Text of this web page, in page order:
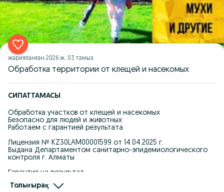
жарияланған 2026 ж. 03 тамыз
Обработка территории от клещей и насекомых
СИПАТТАМАСЫ
Обработка участков от клещей и насекомых
Безопасно для людей и животных
Работаем с гарантией результата
Лицензия № KZ30LAM00001599 от 14.04.2025 г.
Выдана Департаментом санитарно-эпидемиологического
контроля г. Алматы
Гарантия на результат
Работаем с физическими и юридическими лицами
Толығырақ